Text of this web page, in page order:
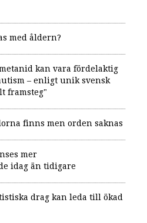
med åldern?
kan vara fördelaktig
– enligt unik svensk
framsteg"
finns men orden saknas
mer
idag än tidigare
drag kan leda till ökad